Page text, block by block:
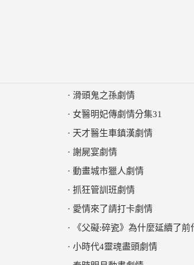
· 滑頭鬼之孫劇情
· 女醫明妃傳劇情分集31
· 天才醫生車鎮漢劇情
· 謝屍宴劇情
· 動畫城市獵人劇情
· 抓狂管訓班劇情
· 愛情來了請打卡劇情
·
《父礙:碎瓷》為什麼延續了前
· 小時代4靈魂盡頭劇情